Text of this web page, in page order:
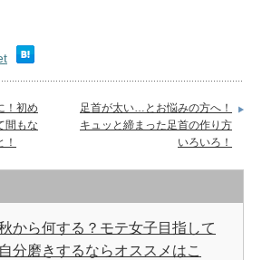
！初め
間もな
足首が太い…とお悩みの方へ！
キュッと締まった足首の作り方
いろいろ！
から何する？モテ女子目指して
自分磨きするならオススメはこ